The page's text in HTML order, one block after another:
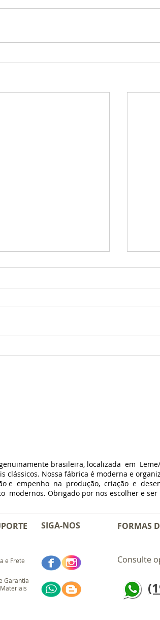
Móveis
móveis estão aqui
produtos são...
brasileira, localizada em
Nossa fábrica é moderna e
e empenho na produção, criação e
modernos. Obrigado por nos escolher e
SIGA-NOS
e Frete
Garantia
FORMAS
Consulte